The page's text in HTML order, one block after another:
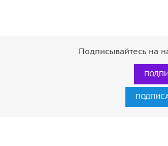
Подписывайтесь на